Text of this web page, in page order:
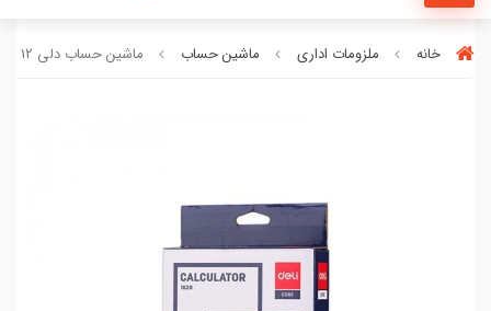
خانه ملزومات اداری ماشین حساب ماشین حساب دلی 12 رقم مدل 1629